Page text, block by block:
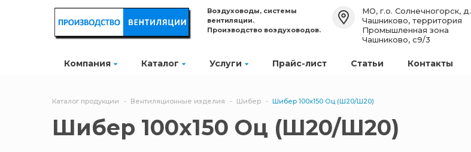
Компания Каталог Услуги Прайс-лист Статьи Контакты
Воздуховоды, системы
вентиляции.
Производство воздуховодов.
МО, г.о. Солнечногорск, д.
Чашниково, территория
Промышленная зона
Чашниково, с9/3
Каталог продукции Вентиляционные изделия Шибер Шибер 100х150 Оц (Ш20/Ш20)
Шибер 100х150 Оц (Ш20/Ш20)